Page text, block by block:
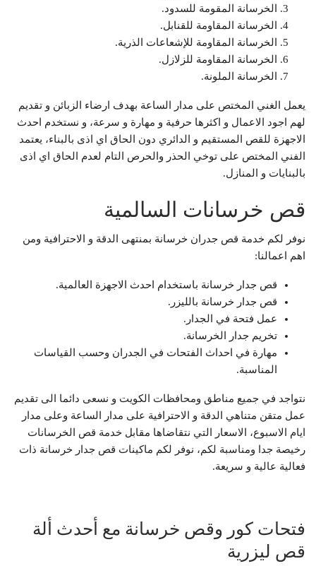
الخرسانة المقومة للسدود.
الخرسانة المقاومة للقنابل.
الخرسانة المقاومة للإشعاعات الذرية.
الخرسانة المقاومة للزلازل.
الخرسانة الملونة.
يعمل الغني المختص على مدار الساعة بهدف ارضاء الزبائن و تقديم
لهم اجود الاعمال و اكثرها حرفية و مهارة و سرعة، و نستخدم احدث
الاجهزة للقص المستقيم و الدائري دون الحاق اي اذى بالبناء، يعتمد
الفني المختص على توخي الحذر والحرص التام لعدم الحاق اي اذى
بالبنايات و المنازل.
قص خرسانات السالمية
نوفر لكم خدمة قص جدران خرسانة بمنتهى الدقة و الاحترافية ومن
اهم اعمالنا:
قص جدار خرسانة باستخدام احدث الاجهزة العالمية.
قص جدار خرسانة بالليزر.
عمل فتحة في الجدار.
تخريم جدار الخرسانة.
مهارة في احداث الفتحات في الجدران وحسب القياسات
المناسبة.
نتواجد في جميع مناطق ومحافظات الكويت و نسعى دائما الى تقديم
عمل متقن متناهي الدقة و الاحترافية على مدار الساعة وعلى مدار
ايام الاسبوع، الاسعار التي نتقاضاها مقابل خدمة قص الخرسانات
رخيصة جدا ومناسبة لكم، نوفر لكم ماكينات قص جدار خرسانة ذات
فعالية عالية و سريعة.
فتحات كور وقص خرسانة مع أحدث ألة
قص ليزرية